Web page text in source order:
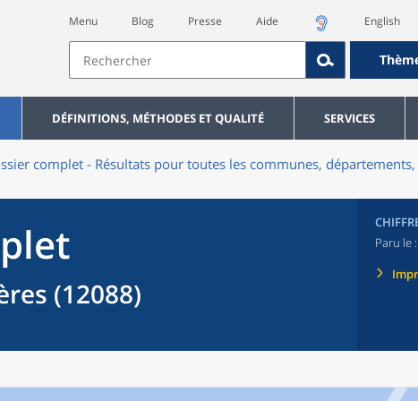
Menu Blog Presse Aide English
DÉFINITIONS, MÉTHODES ET QUALITÉ SERVICES
complet - Résultats pour toutes les communes,
(12088)
Paru le